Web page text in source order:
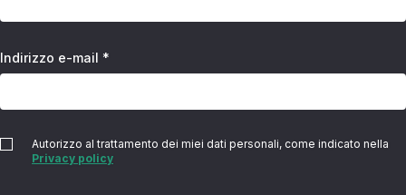
Indirizzo e-mail *
Autorizzo al trattamento dei miei dati personali, come indicato nella
Privacy policy